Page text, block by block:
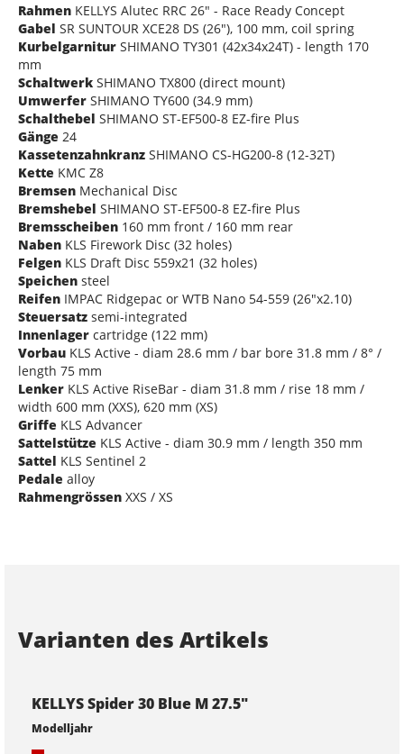
Rahmen KELLYS Alutec RRC 26" - Race Ready Concept
Gabel SR SUNTOUR XCE28 DS (26"), 100 mm, coil spring
Kurbelgarnitur SHIMANO TY301 (42x34x24T) - length 170
mm
Schaltwerk SHIMANO TX800 (direct mount)
Umwerfer SHIMANO TY600 (34.9 mm)
Schalthebel SHIMANO ST-EF500-8 EZ-fire Plus
Gänge 24
Kassetenzahnkranz SHIMANO CS-HG200-8 (12-32T)
Kette KMC Z8
Bremsen Mechanical Disc
Bremshebel SHIMANO ST-EF500-8 EZ-fire Plus
Bremsscheiben 160 mm front / 160 mm rear
Naben KLS Firework Disc (32 holes)
Felgen KLS Draft Disc 559x21 (32 holes)
Speichen steel
Reifen IMPAC Ridgepac or WTB Nano 54-559 (26"x2.10)
Steuersatz semi-integrated
Innenlager cartridge (122 mm)
Vorbau KLS Active - diam 28.6 mm / bar bore 31.8 mm / 8° /
length 75 mm
Lenker KLS Active RiseBar - diam 31.8 mm / rise 18 mm /
width 600 mm (XXS), 620 mm (XS)
Griffe KLS Advancer
Sattelstütze KLS Active - diam 30.9 mm / length 350 mm
Sattel KLS Sentinel 2
Pedale alloy
Rahmengrössen XXS / XS
Varianten des Artikels
KELLYS Spider 30 Blue M 27.5"
Modelljahr